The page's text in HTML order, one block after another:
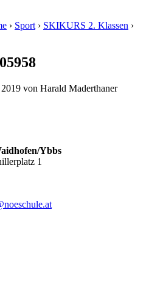
› Sport › SKIKURS 2. Klassen ›
von Harald Maderthaner
Ybbs
1